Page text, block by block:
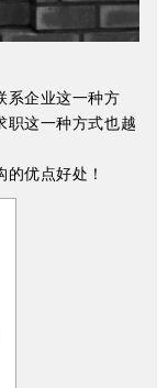
系企业这一种方
职这一种方式也越
优点好处！